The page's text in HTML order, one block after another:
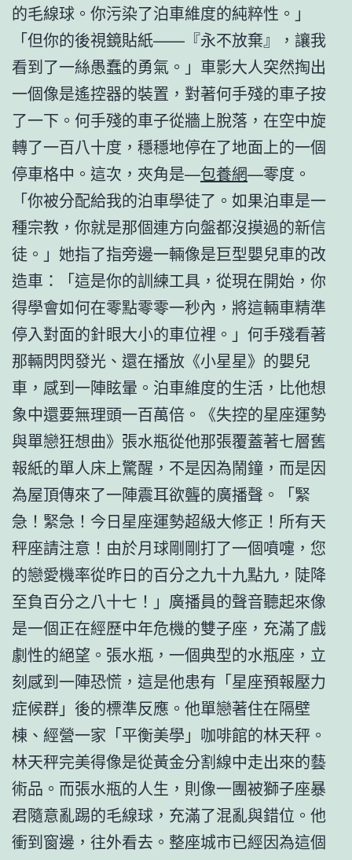
的毛線球。你污染了泊車維度的純粹性。」
「但你的後視鏡貼紙——『永不放棄』，讓我
看到了一絲愚蠢的勇氣。」車影大人突然掏出
一個像是遙控器的裝置，對著何手殘的車子按
了一下。何手殘的車子從牆上脫落，在空中旋
轉了一百八十度，穩穩地停在了地面上的一個
停車格中。這次，夾角是—包養網—零度。
「你被分配給我的泊車學徒了。如果泊車是一
種宗教，你就是那個連方向盤都沒摸過的新信
徒。」她指了指旁邊一輛像是巨型嬰兒車的改
造車：「這是你的訓練工具，從現在開始，你
得學會如何在零點零零一秒內，將這輛車精準
停入對面的針眼大小的車位裡。」何手殘看著
那輛閃閃發光、還在播放《小星星》的嬰兒
車，感到一陣眩暈。泊車維度的生活，比他想
象中還要無理頭一百萬倍。《失控的星座運勢
與單戀狂想曲》張水瓶從他那張覆蓋著七層舊
報紙的單人床上驚醒，不是因為鬧鐘，而是因
為屋頂傳來了一陣震耳欲聾的廣播聲。「緊
急！緊急！今日星座運勢超級大修正！所有天
秤座請注意！由於月球剛剛打了一個噴嚏，您
的戀愛機率從昨日的百分之九十九點九，陡降
至負百分之八十七！」廣播員的聲音聽起來像
是一個正在經歷中年危機的雙子座，充滿了戲
劇性的絕望。張水瓶，一個典型的水瓶座，立
刻感到一陣恐慌，這是他患有「星座預報壓力
症候群」後的標準反應。他單戀著住在隔壁
棟、經營一家「平衡美學」咖啡館的林天秤。
林天秤完美得像是從黃金分割線中走出來的藝
術品。而張水瓶的人生，則像一團被獅子座暴
君隨意亂踢的毛線球，充滿了混亂與錯位。他
衝到窗邊，往外看去。整座城市已經因為這個